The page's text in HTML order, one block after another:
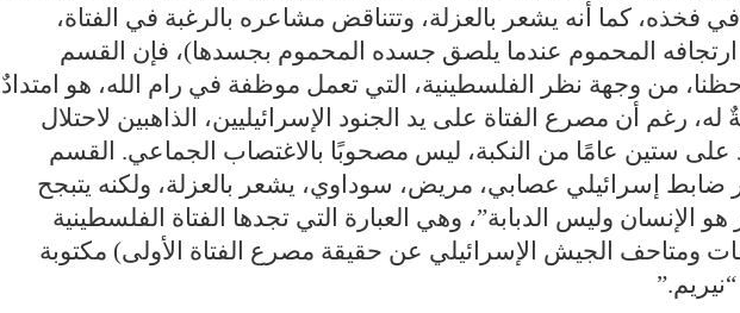
فخذه، كما أنه يشعر بالعزلة، وتتناقض مشاعره بالرغبة في الفتاة،
ارتجافه المحموم عندما يلصق جسده المحموم بجسدها)، فإن القسم
من وجهة نظر الفلسطينية، التي تعمل موظفة في رام الله، هو امتدادٌ
رغم أن مصرع الفتاة على يد الجنود الإسرائيليين، الذاهبين لاحتلال
على ستين عامًا من النكبة، ليس مصحوبًا بالاغتصاب الجماعي. القسم
ضابط إسرائيلي عصابي، مريض، سوداوي، يشعر بالعزلة، ولكنه يتبجح
الإنسان وليس الدبابة”، وهي العبارة التي تجدها الفتاة الفلسطينية
ومتاحف الجيش الإسرائيلي عن حقيقة مصرع الفتاة الأولى) مكتوبة
”.